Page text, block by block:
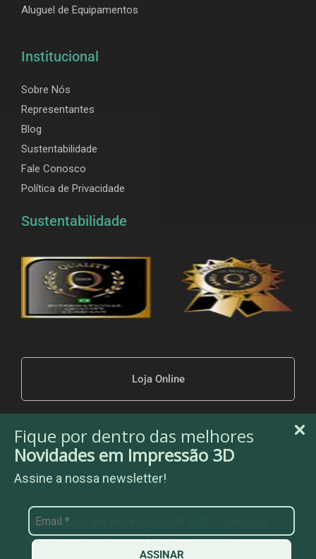
Fique por dentro das melhores
Novidades em Impressão 3D
Assine a nossa newsletter!
ASSINAR
Aluguel de Equipamentos
Institucional
Sobre Nós
Representantes
Blog
Sustentabilidade
Fale Conosco
Política de Privacidade
Sustentabilidade
Loja Online
3be Soluções em Impressão 3D © 2025 – Todos os
direitos reservados – PorAgência Temperim